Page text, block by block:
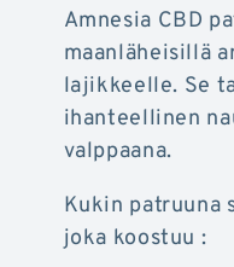
Amnesia CBD
maanläheisillä
lajikkeelle. Se
ihanteellinen
valppaana.
Kukin
joka koostuu :